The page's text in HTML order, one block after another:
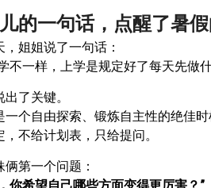
的一句话，点醒了暑
，姐姐说了一句话：
不一样，上学是规定好了每天先做
了关键。
一个自由探索、锻炼自主性的绝佳时
不给计划表，只给提问。
第一个问题：